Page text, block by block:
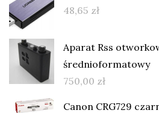
48,65 zł
Aparat Rss
średnioformatowy
750,00 zł
Canon CRG729